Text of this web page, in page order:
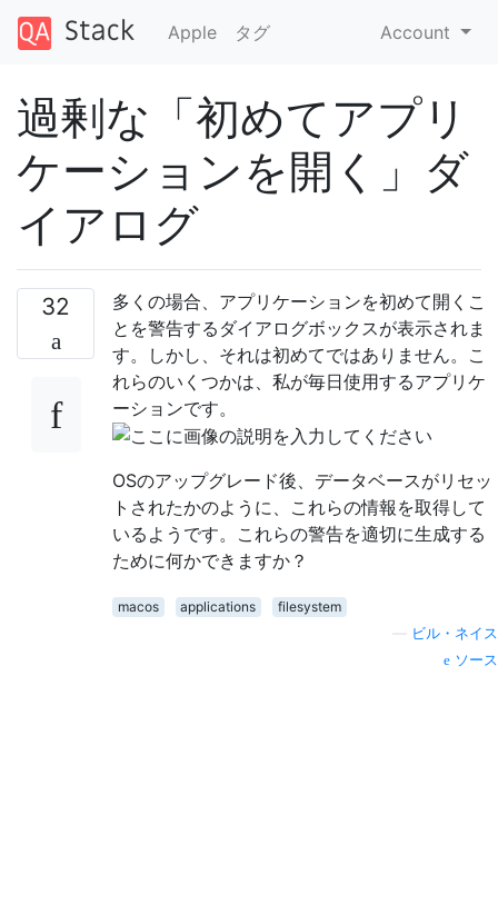
Apple タグ Account
過剰な「初めてアプリ
ケーションを開く」ダ
イアログ
32
多くの場合、アプリケーションを初めて開くこ
とを警告するダイアログボックスが表示されま
す。しかし、それは初めてではありません。こ
れらのいくつかは、私が毎日使用するアプリケ
ーションです。
OSのアップグレード後、データベースがリセッ
トされたかのように、これらの情報を取得して
いるようです。これらの警告を適切に生成する
ために何かできますか？
macos applications
filesystem
ビル・ネイス
ソース